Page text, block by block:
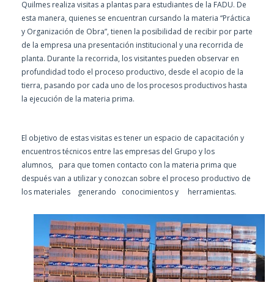
Quilmes realiza visitas a plantas para estudiantes de la FADU. De
esta manera, quienes se encuentran cursando la materia “Práctica
y Organización de Obra”, tienen la posibilidad de recibir por parte
de la empresa una presentación institucional y una recorrida de
planta. Durante la recorrida, los visitantes pueden observar en
profundidad todo el proceso productivo, desde el acopio de la
tierra, pasando por cada uno de los procesos productivos hasta
la ejecución de la materia prima.
El objetivo de estas visitas es tener un espacio de capacitación y
encuentros técnicos entre las empresas del Grupo y los
alumnos, para que tomen contacto con la materia prima que
después van a utilizar y conozcan sobre el proceso productivo de
los materiales generando conocimientos y herramientas.